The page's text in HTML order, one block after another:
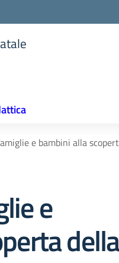
e bambini alla
e
della